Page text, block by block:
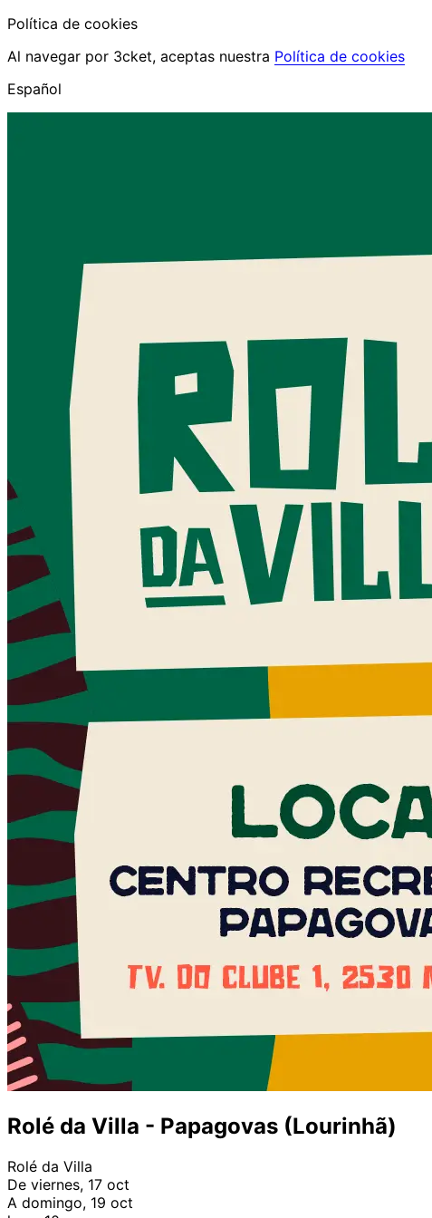
Política de cookies
Al navegar por 3cket, aceptas nuestra Política de cookies
Español
Rolé da Villa - Papagovas (Lourinhã)
Rolé da Villa
De viernes, 17 oct
A domingo, 19 oct